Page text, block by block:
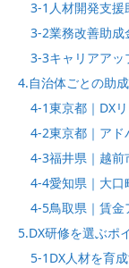
3-1人材開発支援
3-2業務改善助成
3-3キャリアアッ
4.自治体ごとの助
4-1東京都｜DX
4-2東京都｜アド
4-3福井県｜越前
4-4愛知県｜大口
4-5鳥取県｜賃
5.DX研修を選ぶポ
5-1DX人材を育